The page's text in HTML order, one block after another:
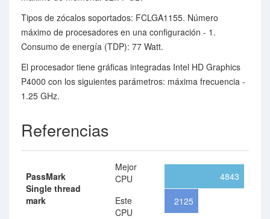
Tipos de zócalos soportados: FCLGA1155. Número
máximo de procesadores en una configuración - 1.
Consumo de energía (TDP): 77 Watt.
El procesador tiene gráficas integradas Intel HD Graphics
P4000 con los siguientes parámetros: máxima frecuencia -
1.25 GHz.
Referencias
PassMark
Single thread
mark
Mejor
CPU
Este
CPU
4843
2125